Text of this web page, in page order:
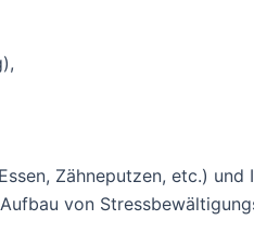
Zähneputzen, etc.)
von